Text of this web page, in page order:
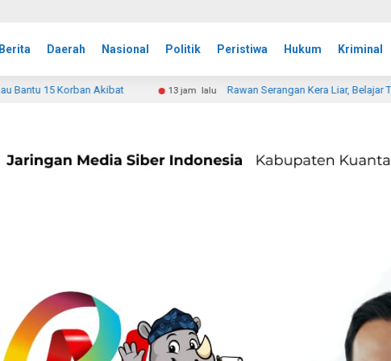
Berita Daerah Nasional Politik Peristiwa Hukum Kriminal
13 jam lalu Rawan Serangan Kera Liar, Belajar Tatap Muka di Tembilahan